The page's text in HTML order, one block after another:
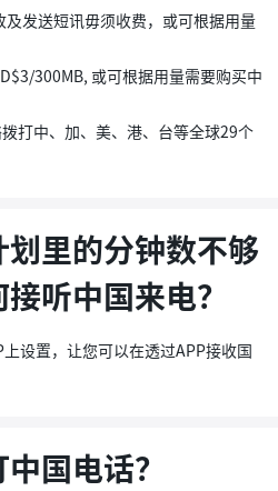
发送短讯毋须收费，或可根据用量
300MB, 或可根据用量需要购买中
打中、加、美、港、台等全球29个
里的分钟数不够
听中国来电？
设置，让您可以在透过APP接收国
国电话？